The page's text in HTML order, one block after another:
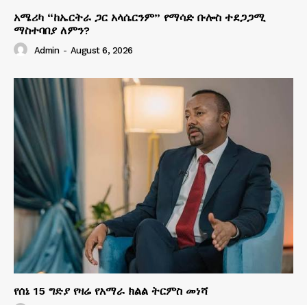
አሜሪካ “ከኤርትራ ጋር አላሴርንም” የማሳድ ቡሎስ ተደጋጋሚ
ማስተባበያ ለምን?
Admin - August 6, 2026
የሰኔ 15 ግድያ የዛሬ የአማራ ክልል ትርምስ መነሻ